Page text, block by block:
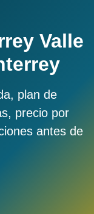
Valle
plan de
precio por
antes de